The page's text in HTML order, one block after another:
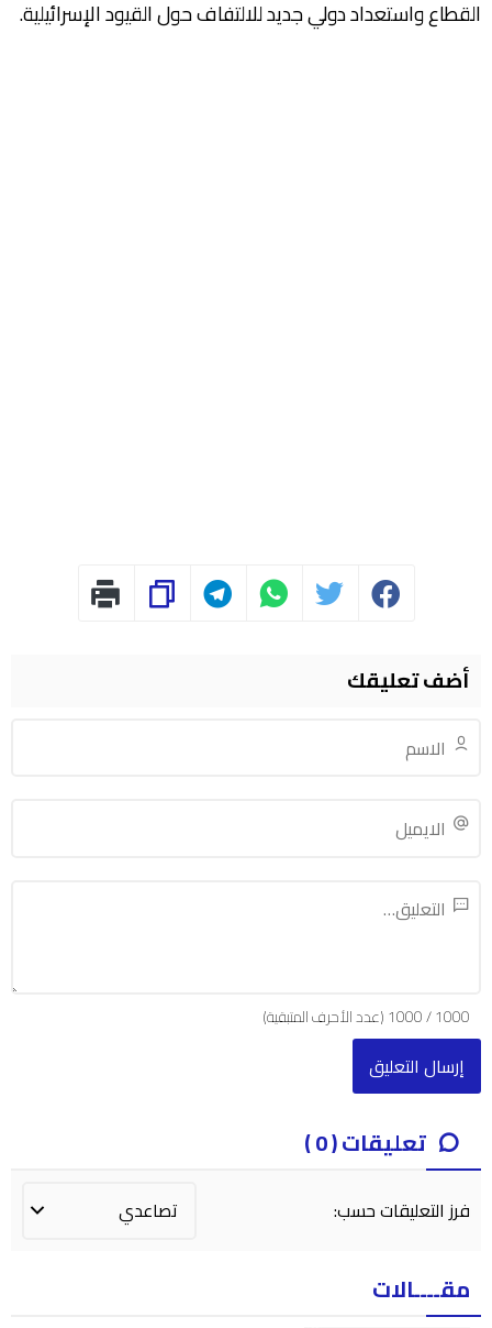
القطاع واستعداد دولي جديد للالتفاف حول القيود الإسرائيلية.
أضف تعليقك
1000
/
1000(عدد الأحرف المتبقية)
تعليقات ( 0 )
فرز التعليقات حسب:
مقــــالات